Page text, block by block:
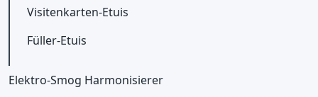
Visitenkarten-Etuis
Füller-Etuis
Elektro-Smog Harmonisierer